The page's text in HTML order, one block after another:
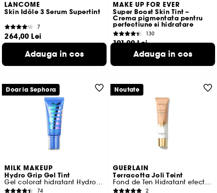
LANCOME
Skin Idôle 3 Serum Supertint
7
264,00 Lei
880,00 Lei /100ml
14 variante disponibile
Adauga in cos
MAKE UP FOR EVER
Super Boost Skin Tint –
Crema pigmentata pentru
perfectiune si hidratare
130
191,00 Lei
636,67 Lei /100ml
8 variante disponibile
Adauga in cos
MILK MAKEUP
Hydro Grip Gel Tint
Gel colorat hidratant Hydro Grip 12 ore
74
Doar la Sephora
GUERLAIN
Terracotta Joli Teint
Fond de Ten Hidratant efect protector
2
Noutate